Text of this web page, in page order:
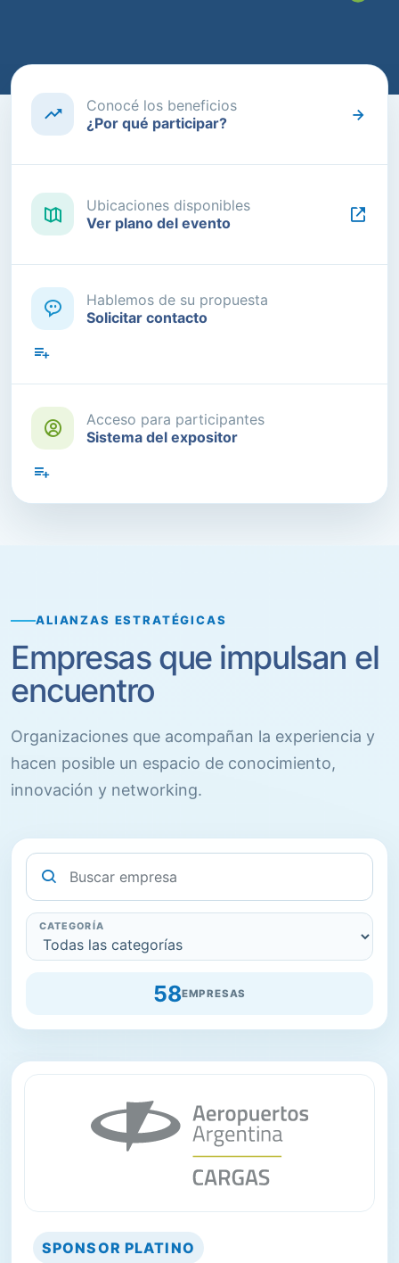
Conocé los beneficios
¿Por qué participar?
Ubicaciones disponibles
Ver plano del evento
Hablemos de su propuesta
Solicitar contacto
Acceso para participantes
Sistema del expositor
ALIANZAS ESTRATÉGICAS
Empresas que impulsan el
encuentro
Organizaciones que acompañan la experiencia y
hacen posible un espacio de conocimiento,
innovación y networking.
Buscar sponsor
CATEGORÍA
58EMPRESAS
SPONSOR PLATINO